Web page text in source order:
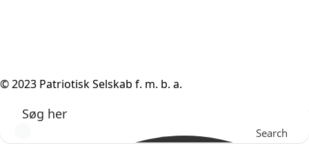
© 2023 Patriotisk Selskab f. m. b. a.
Search